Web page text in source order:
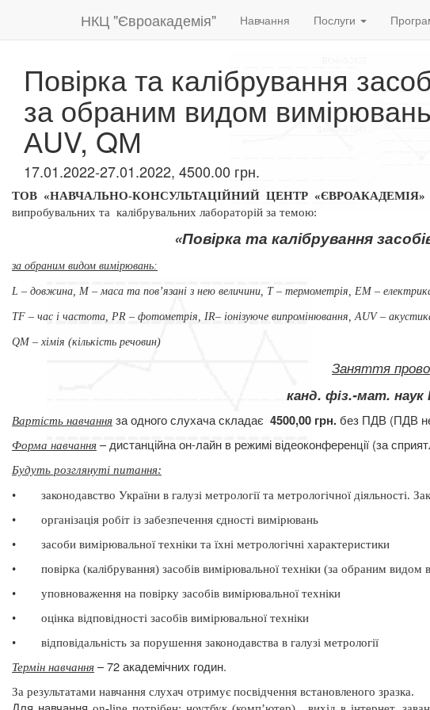
НКЦ "Євроакадемія" Навчання Послуги
Повірка та калібрування
за обраним видом
АUV, QМ
17.01.2022-27.01.2022, 4500.00 грн.
ТОВ «НАВЧАЛЬНО-КОНСУЛЬТАЦІЙНИЙ ЦЕНТР
випробувальних та калібрувальних лабораторій за темою:
«Повірка та калібрування
за обраним видом вимірювань:
L – довжина, М – маса та пов’язані з нею величини, Т – термометрія, ЕМ –
ТF – час і частота, РR – фотометрія, ІR– іонізуюче випромінювання, АUV –
QМ – хімія (кількість речовин)
Заняття
канд. фіз.-мат.
Вартість навчання за одного слухача складає 4500,00 грн. без ПДВ (ПДВ
Форма навчання – дистанційна он-лайн в режимі відеоконференції (за
Будуть розглянуті питання:
•
законодавство України в галузі метрології та метрологічної діяльності.
•
організація робіт із забезпечення єдності вимірювань
•
засоби вимірювальної техніки та їхні метрологічні характеристики
•
повірка (калібрування) засобів вимірювальної техніки (за обраним видом
•
уповноваження на повірку засобів вимірювальної техніки
•
оцінка відповідності засобів вимірювальної техніки
•
відповідальність за порушення законодавства в галузі метрології
Термін навчання – 72 академічних годин.
За результатами навчання слухач отримує посвідчення встановленого зразка.